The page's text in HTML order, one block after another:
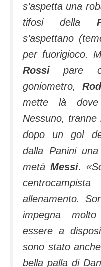
s’aspetta una
tifosi della
s’aspettano
per fuorigioco.
Rossi pare
goniometro,
mette là
Nessuno, tranne
dopo un gol
dalla Panini
metàMessi. «
allenamento.
impegna
essere a
sono stato
bella palla di